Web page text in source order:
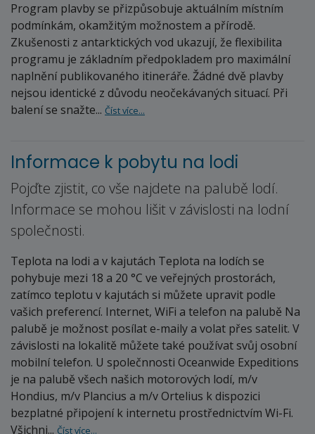
Program plavby se přizpůsobuje aktuálním místním
podmínkám, okamžitým možnostem a přírodě.
Zkušenosti z antarktických vod ukazují, že flexibilita
programu je základním předpokladem pro maximální
naplnění publikovaného itineráře. Žádné dvě plavby
nejsou identické z důvodu neočekávaných situací. Při
balení se snažte... Číst více...
Informace k pobytu na lodi
Pojďte zjistit, co vše najdete na palubě lodí.
Informace se mohou lišit v závislosti na lodní
společnosti.
Teplota na lodi a v kajutách Teplota na lodích se
pohybuje mezi 18 a 20 °C ve veřejných prostorách,
zatímco teplotu v kajutách si můžete upravit podle
vašich preferencí. Internet, WiFi a telefon na palubě Na
palubě je možnost posílat e-maily a volat přes satelit. V
závislosti na lokalitě můžete také používat svůj osobní
mobilní telefon. U společnnosti Oceanwide Expeditions
je na palubě všech našich motorových lodí, m/v
Hondius, m/v Plancius a m/v Ortelius k dispozici
bezplatné připojení k internetu prostřednictvím Wi-Fi.
Všichni... Číst více...